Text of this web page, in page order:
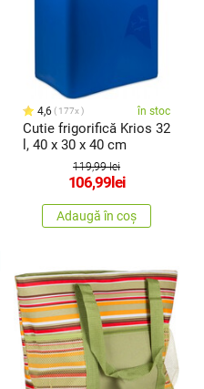
4,6 177x în stoc
Cutie frigorifică Krios 32
l, 40 x 30 x 40 cm
119,99 lei
106,99 lei
Adaugă în coș